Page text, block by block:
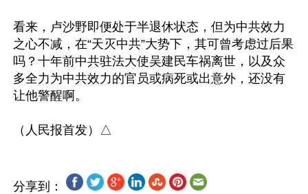
看来，卢沙野即便处于半退休状态，但为中共效力
之心不减，在“天灭中共”大势下，其可曾考虑过后果
吗？十年前中共驻法大使吴建民车祸离世，以及众
多全力为中共效力的官员或病死或出意外，还没有
让他警醒啊。
分享到：